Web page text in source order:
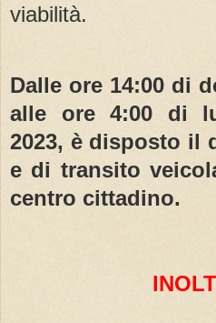
viabilità.
Dalle ore 14:00 di
alle ore 4:00 di
2023, è disposto il
e di transito
centro cittadino.